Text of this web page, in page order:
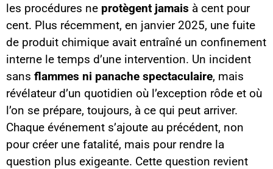
les procédures ne protègent jamais à cent pour
cent. Plus récemment, en janvier 2025, une fuite
de produit chimique avait entraîné un confinement
interne le temps d’une intervention. Un incident
sans flammes ni panache spectaculaire, mais
révélateur d’un quotidien où l’exception rôde et où
l’on se prépare, toujours, à ce qui peut arriver.
Chaque événement s’ajoute au précédent, non
pour créer une fatalité, mais pour rendre la
question plus exigeante. Cette question revient